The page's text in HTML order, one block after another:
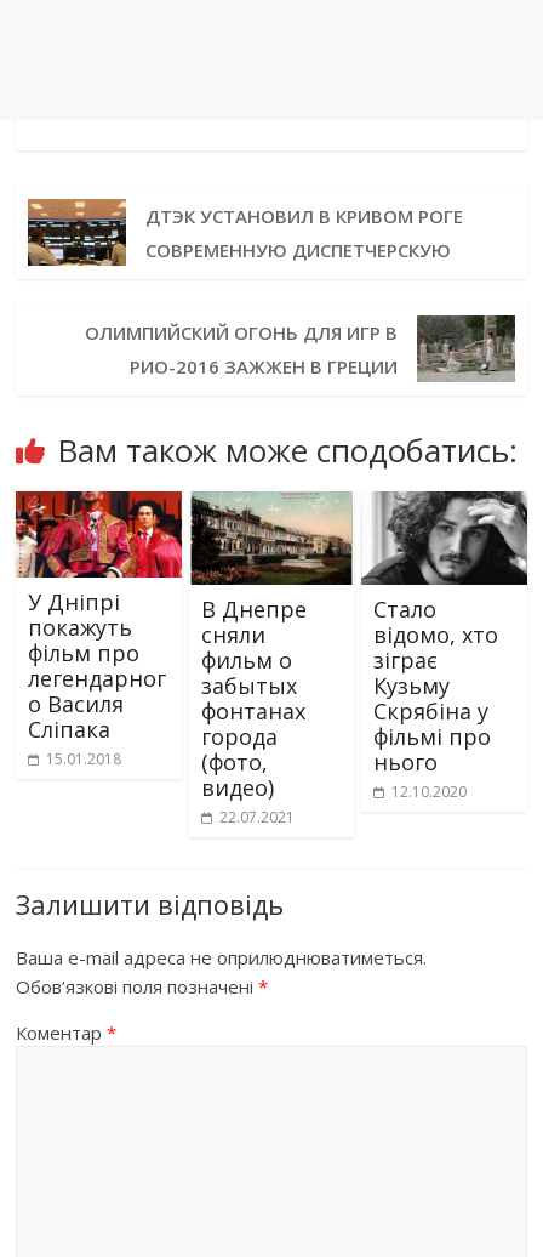
ДТЭК УСТАНОВИЛ В КРИВОМ РОГЕ
СОВРЕМЕННУЮ ДИСПЕТЧЕРСКУЮ
ОЛИМПИЙСКИЙ ОГОНЬ ДЛЯ ИГР В
РИО-2016 ЗАЖЖЕН В ГРЕЦИИ
Вам також може сподобатись:
У Дніпрі
покажуть
фільм про
легендарног
о Василя
Сліпака
15.01.2018
В Днепре
сняли
фильм о
забытых
фонтанах
города
(фото,
видео)
22.07.2021
Стало
відомо, хто
зіграє
Кузьму
Скрябіна у
фільмі про
нього
12.10.2020
Залишити відповідь
Ваша e-mail адреса не оприлюднюватиметься.
Обов’язкові поля позначені*
Коментар*